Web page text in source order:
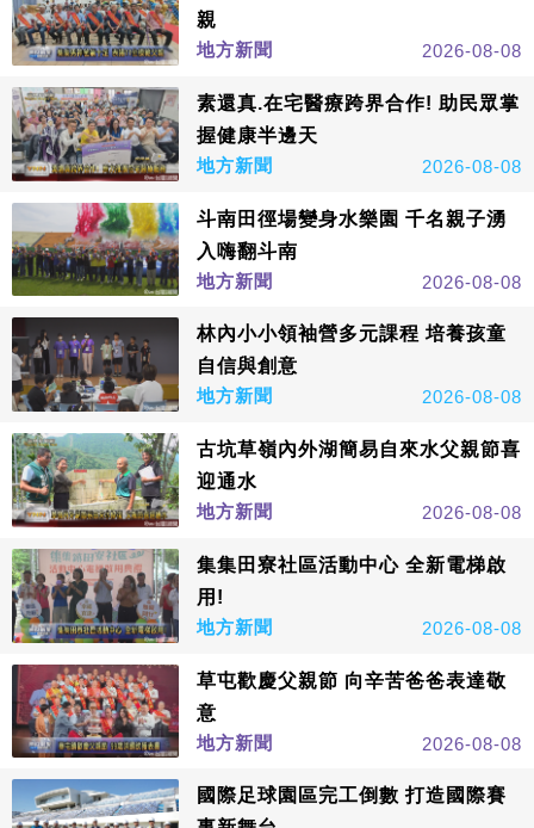
親
地方新聞
2026-08-08
素還真.在宅醫療跨界合作! 助民眾掌
握健康半邊天
地方新聞
2026-08-08
斗南田徑場變身水樂園 千名親子湧
入嗨翻斗南
地方新聞
2026-08-08
林內小小領袖營多元課程 培養孩童
自信與創意
地方新聞
2026-08-08
古坑草嶺內外湖簡易自來水父親節喜
迎通水
地方新聞
2026-08-08
集集田寮社區活動中心 全新電梯啟
用!
地方新聞
2026-08-08
草屯歡慶父親節 向辛苦爸爸表達敬
意
地方新聞
2026-08-08
國際足球園區完工倒數 打造國際賽